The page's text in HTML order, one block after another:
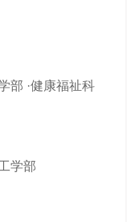
部 ·健康福祉科
学部